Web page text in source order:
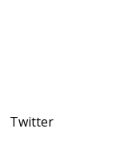
Twitter